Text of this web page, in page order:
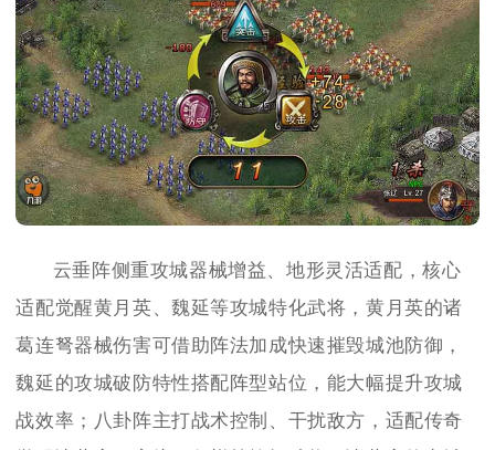
云垂阵侧重攻城器械增益、地形灵活适配，核心
适配觉醒黄月英、魏延等攻城特化武将，黄月英的诸
葛连弩器械伤害可借助阵法加成快速摧毁城池防御，
魏延的攻城破防特性搭配阵型站位，能大幅提升攻城
战效率；八卦阵主打战术控制、干扰敌方，适配传奇